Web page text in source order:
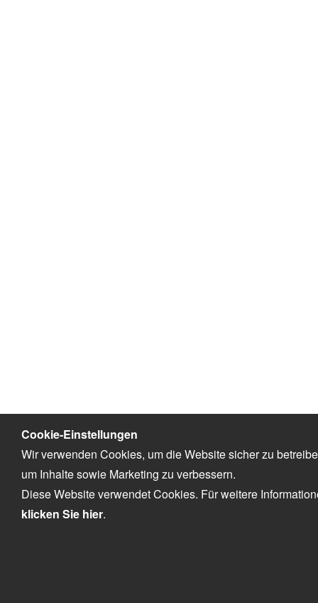
Cookie-Einstellungen
Wir verwenden Cookies, um die Website sicher zu
um Inhalte sowie Marketing zu verbessern.
Diese Website verwendet Cookies. Für weitere
klicken Sie hier.